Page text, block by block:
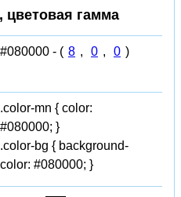
цветовая гамма
#080000 - ( 8 , 0 , 0 )
.color-mn { color:
#080000; }
.color-bg { background-
color: #080000; }